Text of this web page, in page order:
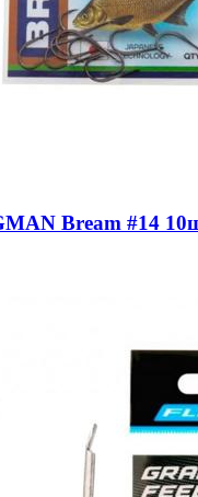
Bream #14